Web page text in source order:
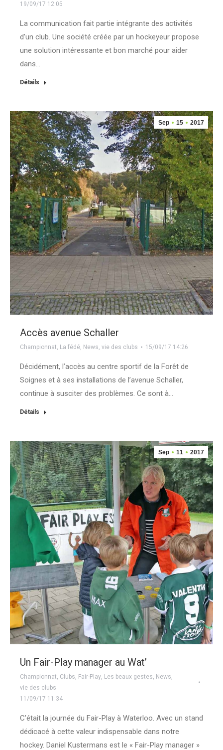
19/09/17 12:05
La communication fait partie intégrante des activités
d’un club. Une société créée par un hockeyeur propose
une solution intéressante et bon marché pour aider
dans…
Détails
Sep 15 2017
Accès avenue Schaller
Championnat, La fédé, News, vie des clubs 15/09/17 14:26
Décidément, l’accès au centre sportif de la Forêt de
Soignes et à ses installations de l’avenue Schaller,
continue à susciter des problèmes. Ce sont à…
Détails
Sep 11 2017
Un Fair-Play manager au Wat’
Championnat, Clubs, Fair-Play, Les beaux gestes, News,
vie des clubs
11/09/17 11:34
C’était la journée du Fair-Play à Waterloo. Avec un stand
dédicacé à cette valeur indispensable dans notre
hockey. Daniel Kustermans est le « Fair-Play manager »